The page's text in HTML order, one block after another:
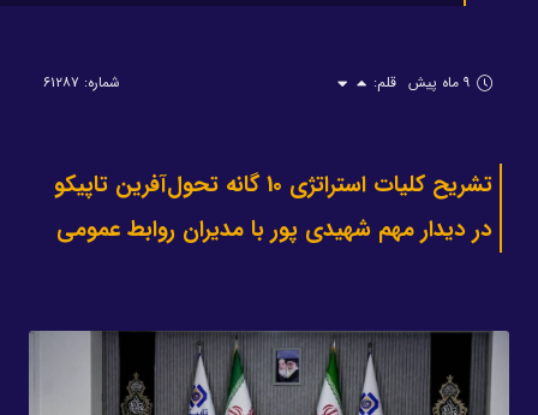
۹ ماه پیش قلم: شماره: ۶۱۲۸۷
تشریح کلیات استراتژی 10 گانه تحول‌آفرین تاپیکو
در دیدار مهم شهیدی پور با مدیران روابط عمومی